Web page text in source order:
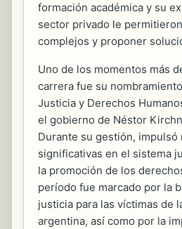
formación académica y su
sector privado le
complejos y proponer
Uno de los momentos más
carrera fue su
Justicia y Derechos
el gobierno de Néstor
Durante su gestión, impulsó
significativas en el sistema
la promoción de los
período fue marcado por la
justicia para las víctimas de
argentina, así como por la